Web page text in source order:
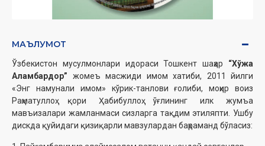
МАЪЛУМОТ
Ўзбекистон мусулмонлари идораси Тошкент шаҳар “Хўжа
Аламбардор” жомеъ масжиди имом хатиби, 2011 йилги
«Энг намунали имом» кўрик-танлови ғолиби, моҳир воиз
Раҳматуллоҳ қори Ҳабибуллоҳ ўғлининг илк жумъа
мавъизалари жамланмаси сизларга тақдим этиляпти. Ушбу
дискда қуйидаги қизиқарли мавзулардан баҳраманд бўласиз: